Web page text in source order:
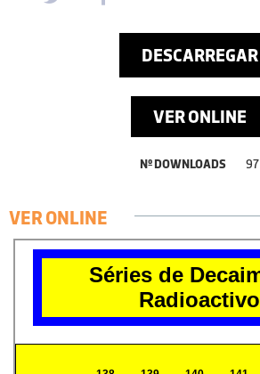
DESCARREGAR
VER ONLINE
Nº DOWNLOADS 97
VER ONLINE